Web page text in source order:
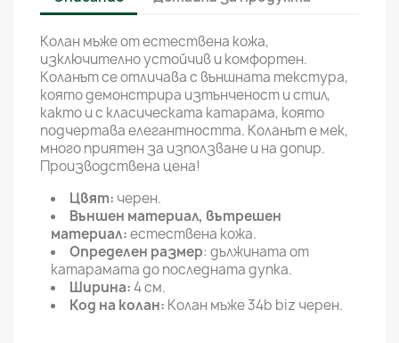
Колан мъже от естествена кожа,
изключително устойчив и комфортен.
Коланът се отличава с външната текстура,
която демонстрира изтънченост и стил,
както и с класическата катарама, която
подчертава елегантността. Коланът е мек,
много приятен за използване и на допир.
Производствена цена!
Цвят: черен.
Външен материал, вътрешен
материал:естествена кожа.
Определен размер: дължината от
катарамата до последната дупка.
Ширина:4 см.
Код на колан: Колан мъже 34b biz черен.